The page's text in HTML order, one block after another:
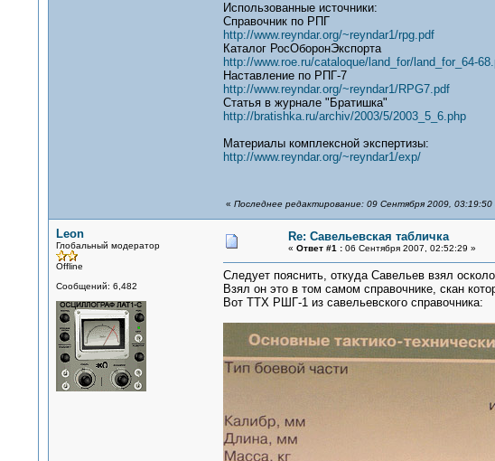
Использованные источники:
Справочник по РПГ
http://www.reyndar.org/~reyndar1/rpg.pdf
Каталог РосОборонЭкспорта
http://www.roe.ru/cataloque/land_for/land_for_64-
Наставление по РПГ-7
http://www.reyndar.org/~reyndar1/RPG7.pdf
Статья в журнале "Братишка"
http://bratishka.ru/archiv/2003/5/2003_5_6.php
Материалы комплексной экспертизы:
http://www.reyndar.org/~reyndar1/exp/
« Последнее редактирование: 09 Сентября 2009, 03:19:50
Leon
Глобальный модератор
Offline
Сообщений: 6,482
Re: Савельевская табличка
« Ответ #1 :06 Сентября 2007, 02:52:29 »
Следует пояснить, откуда Савельев взял
Взял он это в том самом справочнике, скан
Вот ТТХ РШГ-1 из савельевского справочника: